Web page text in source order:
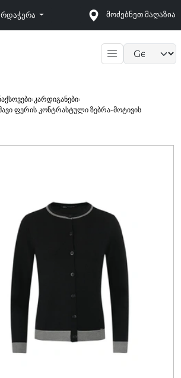
მოძებნეთ მაღაზია
›კარდიგანები›
ფერის კონტრასტული ზებრა-მოტივის